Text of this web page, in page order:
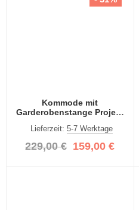
Kommode mit
Garderobenstange Projekt
Lieferzeit: 5-7 Werktage
229,00 € 159,00 €